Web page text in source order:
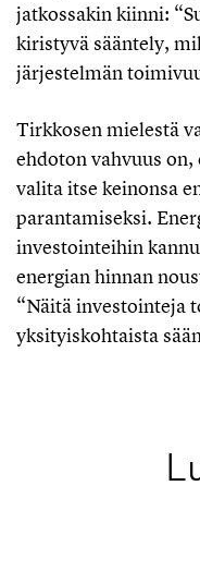
jatkossakin kiinni:
kiristyvä sääntely,
järjestelmän
Tirkkosen mielestä
ehdoton vahvuus
valita itse keinonsa
parantamiseksi.
investointeihin
energian hinnan
“Näitä investointeja
yksityiskohtaista